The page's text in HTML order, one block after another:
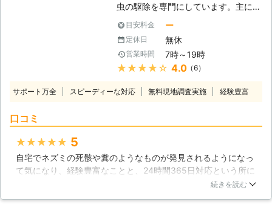
虫の駆除を専門にしています。主に長
野市を中心としたエリアで対応中で
す。近年、都市部を中心にねずみに関
するご相談が増えています。ねずみ駆
除というのは簡単そうに見えて、意外
と難しいものですから、どうぞ私達信
【3種類のねずみが居ます】 私達が普
がドブネズミ、次に大きなものがクマ
ネズミ、一番小さいものがハツカネズ
ミといっても差し支えはありません。
この大きさによって、実はねずみの生
目安料金 ー
定休日 無休
営業時間 7時～19時
★★★★★ 4.0（6）
サポート万全 スピーディーな対応 無料現地調査実施 経験豊富
口コミ
★★★★★ 5
自宅でネズミの死骸や糞のようなものが発見されるようになっ
て気になり、経験豊富なことと、24時間365日対応という所に
惹かれこちらの業者さんにお願いすることにしました。最初の
続きを読む